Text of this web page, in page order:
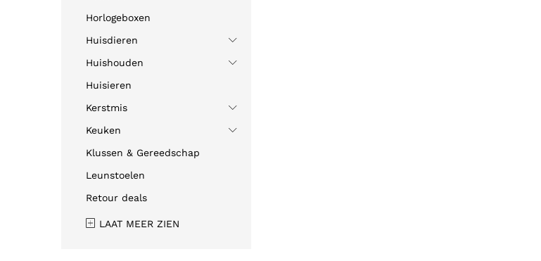
Horlogeboxen
Huisdieren
Huishouden
Huisieren
Kerstmis
Keuken
Klussen & Gereedschap
Leunstoelen
Retour deals
LAAT MEER ZIEN